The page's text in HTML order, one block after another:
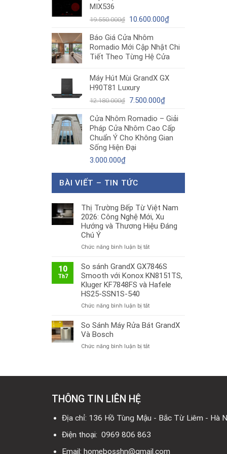
5.200.000₫.
MIX536
19.550.000₫ Giá
là:
19.550.000₫.
10.600.000₫Giá
là:
10.600.000₫.
Báo Giá Cửa Nhôm
Romadio Mới Cập Nhật Chi
Tiết Theo Từng Hệ Cửa
Máy Hút Mùi GrandX GX
H90T81 Luxury
12.180.000₫ Giá
là:
12.180.000₫.
7.500.000₫Giá
tại
là:
7.500.000₫.
Cửa Nhôm Romadio – Giải
Pháp Cửa Nhôm Cao Cấp
Chuẩn Ý Cho Không Gian
Sống Hiện Đại
3.000.000₫
BÀI VIẾT – TIN TỨC
Thị Trường Bếp Từ Việt Nam
2026: Công Nghệ Mới, Xu
Hướng và Thương Hiệu Đáng
Chú Ý
Chức năng bình luận bị tắtở
Trường
Bếp
Từ
2026:
Nghệ
Hướng
Hiệu
10
Th7
So sánh GrandX GX7846S
Smooth với Konox KN8151TS,
Kluger KF7848FS và Hafele
HS25-SSN1S-540
Chức năng bình luận bị tắtở
sánh
Smooth
HS25-
540
So Sánh Máy Rửa Bát GrandX
Và Bosch
Chức năng bình luận bị tắtở
Bosch
THÔNG TIN LIÊN HỆ
Địa chỉ: 136 Hồ Tùng Mậu - Bắc Từ Liêm - Hà
Điện thoại: 0969 806 863
Email: homebosshn@gmail.com